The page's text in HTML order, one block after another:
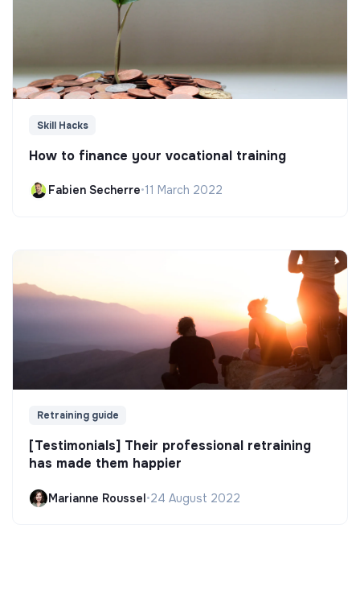
Skill Hacks
How to finance your vocational training
Fabien Secherre•11 March 2022
Retraining guide
[Testimonials] Their professional retraining
has made them happier
Marianne Roussel•24 August 2022